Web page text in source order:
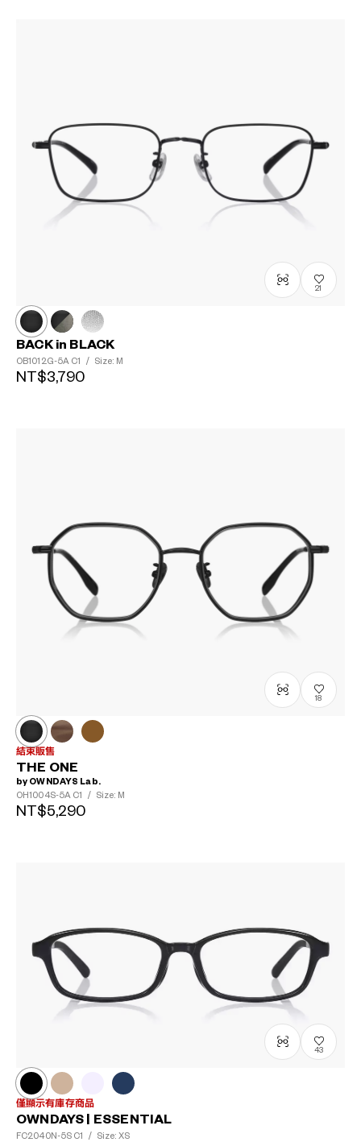
21
BACK in BLACK
OB1012G-5A C1 / Size: M
NT$3,790
18
結束販售
THE ONE
by OWNDAYS Lab.
OH1004S-5A C1 / Size: M
NT$5,290
43
僅顯示有庫存商品
OWNDAYS | ESSENTIAL
FC2040N-5S C1 / Size: XS